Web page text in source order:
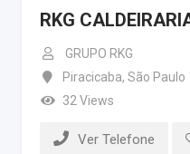
RKG
GRUPO RKG
Piracicaba, São Paulo
32 Views
Ver Telefone